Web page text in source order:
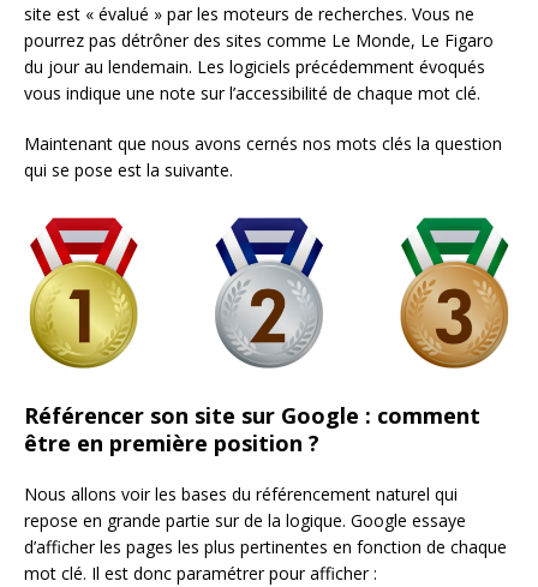
site est « évalué » par les moteurs de recherches. Vous ne
pourrez pas détrôner des sites comme Le Monde, Le Figaro
du jour au lendemain. Les logiciels précédemment évoqués
vous indique une note sur l’accessibilité de chaque mot clé.
Maintenant que nous avons cernés nos mots clés la question
qui se pose est la suivante.
Référencer son site sur Google : comment
être en première position ?
Nous allons voir les bases du référencement naturel qui
repose en grande partie sur de la logique. Google essaye
d’afficher les pages les plus pertinentes en fonction de chaque
mot clé. Il est donc paramétrer pour afficher :